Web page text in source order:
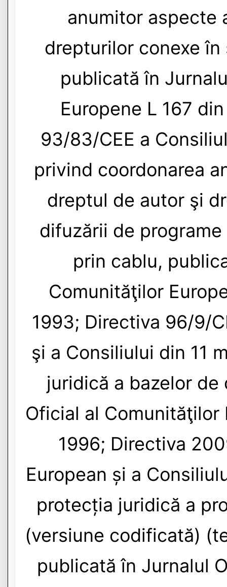
anumitor aspecte
drepturilor conexe
publicată în
Europene L 167
93/83/CEE a
privind coordonarea
dreptul de autor şi
difuzării de
prin cablu,
Comunităţilor
1993; Directiva 96/9/
şi a Consiliului din 11
juridică a bazelor
Oficial al
1996; Directiva
European și a
protecția juridică a
(versiune codificată)
publicată în Jurnalul